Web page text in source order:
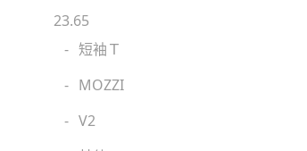
23.65
- 短袖Ｔ
- MOZZI
- V2